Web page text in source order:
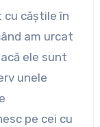
căştile în
am urcat
ele sunt
unele
pe cei cu